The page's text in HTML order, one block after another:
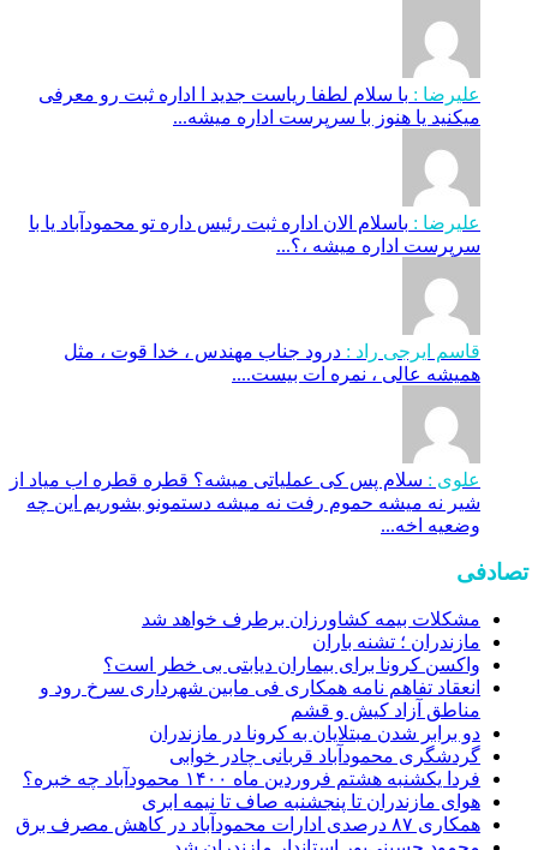
علیرضا : با سلام لطفا ریاست جدید ا اداره ثبت‌ رو معرفی
میکنید یا هنوز با سرپرست اداره‌ میشه...
علیرضا : باسلام الان اداره ثبت رئیس داره تو محمودآباد یا با
سرپرست اداره میشه ،؟...
قاسم ایرجی راد : درود جناب مهندس ، خدا قوت ، مثل
همیشه عالی ، نمره ات بیست....
علوی : سلام پس کی عملیاتی میشه؟ قطره قطره اب میاد از
شیر نه میشه حموم رفت نه میشه دستمونو بشوریم این چه
وضعیه اخه...
تصادفی
مشکلات بیمه کشاورزان برطرف خواهد شد
مازندران ؛ تشنه باران
واکسن کرونا برای بیماران دیابتی بی خطر است؟
انعقاد تفاهم نامه همکاری فی مابین شهرداری سرخ رود و
مناطق آزاد کیش و قشم
دو برابر شدن مبتلایان به کرونا در مازندران
گردشگری محمودآباد قربانی چادر خوابی
فردا یکشنبه هشتم فروردین ماه ۱۴۰۰ محمودآباد چه خبره؟
هوای مازندران تا پنجشنبه صاف تا نیمه ابری
همکاری ۸۷ درصدی ادارات محمودآباد در کاهش مصرف برق